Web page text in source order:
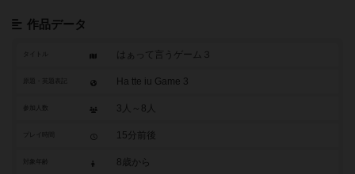
作品データ
タイトル はぁって言うゲーム３
Ha tte iu Game 3
参加人数 3人～8人
15分前後
8歳から